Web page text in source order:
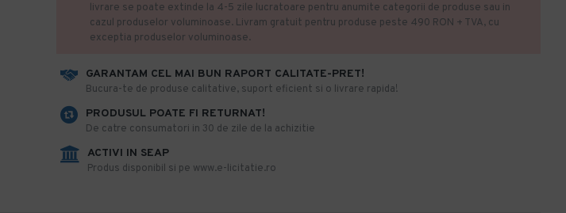
GARANTAM CEL MAI BUN RAPORT CALITATE-PRET!
​Bucura-te de produse calitative, suport eficient si o livrare rapida!
PRODUSUL POATE FI RETURNAT!
De catre consumatori in 30 de zile de la achizitie
ACTIVI IN SEAP
Produs disponibil si pe www.e-licitatie.ro
livrare se poate extinde la 4-5 zile lucratoare pentru anumite categorii de produse sau in
cazul produselor voluminoase. Livram gratuit pentru produse peste 490 RON + TVA, cu
exceptia produselor voluminoase.